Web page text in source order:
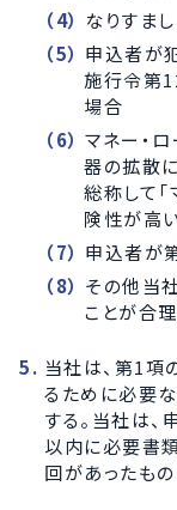
なりすま
申込者が
施行令第
場合
マネー・
器の拡散
総称して「
険性が高
申込者が
その他当
ことが合
当社は、第1項
るために必要
する。当社は
以内に必要書
回があったも